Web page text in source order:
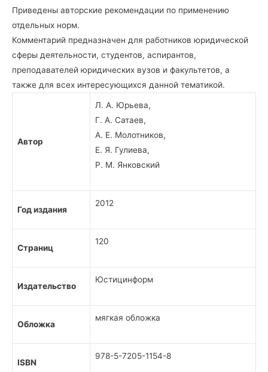
Приведены авторские рекомендации по применению
отдельных норм.
Комментарий предназначен для работников юридической
сферы деятельности, студентов, аспирантов,
преподавателей юридических вузов и факультетов, а
также для всех интересующихся данной тематикой.
Автор
Л. А. Юрьева,
Г. А. Сатаев,
А. Е. Молотников,
Е. Я. Гулиева,
Р. М. Янковский
Год издания
2012
Страниц
120
Издательство
Юстицинформ
Обложка
мягкая обложка
ISBN
978-5-7205-1154-8